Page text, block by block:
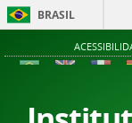
BRASIL